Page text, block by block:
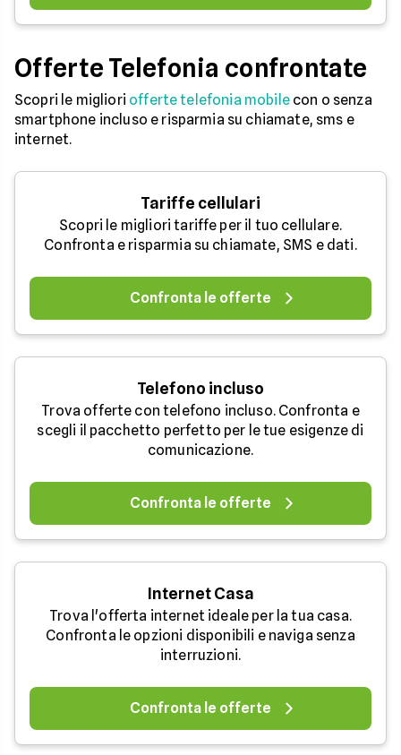
Offerte Telefonia confrontate
Scopri le migliori offerte telefonia mobilecon o senza
smartphone incluso e risparmia su chiamate, sms e
internet.
Tariffe cellulari
Scopri le migliori tariffe per il tuo cellulare.
Confronta e risparmia su chiamate, SMS e dati.
Confronta le offerte
Telefono incluso
Trova offerte con telefono incluso. Confronta e
scegli il pacchetto perfetto per le tue esigenze di
comunicazione.
Confronta le offerte
Internet Casa
Trova l'offerta internet ideale per la tua casa.
Confronta le opzioni disponibili e naviga senza
interruzioni.
Confronta le offerte